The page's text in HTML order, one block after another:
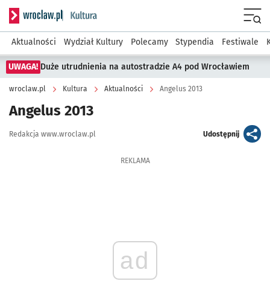
Serwis informacyjny wroclaw.pl podserwis: Kultura
Aktualności Wydział Kultury Polecamy Stypendia Festiwale
UWAGA! Duże utrudnienia na autostradzie A4 pod Wrocławiem
wroclaw.pl Kultura Aktualności Angelus 2013
Angelus 2013
Autor:
Redakcja www.wroclaw.pl Udostępnijartykuł
REKLAMA
ad